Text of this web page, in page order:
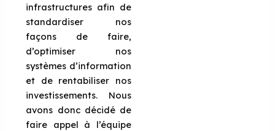
infrastructures afin de
standardiser nos
façons de faire,
d’optimiser nos
systèmes d’information
et de rentabiliser nos
investissements. Nous
avons donc décidé de
faire appel à l’équipe